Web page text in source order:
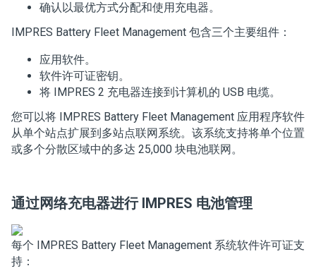
确认以最优方式分配和使用充电器。
IMPRES Battery Fleet Management 包含三个主要组件：
应用软件。
软件许可证密钥。
将 IMPRES 2 充电器连接到计算机的 USB 电缆。
您可以将 IMPRES Battery Fleet Management 应用程序软件
从单个站点扩展到多站点联网系统。 该系统支持将单个位置
或多个分散区域中的多达 25,000 块电池联网。
通过网络充电器进行 IMPRES 电池管理
每个 IMPRES Battery Fleet Management 系统软件许可证支
持：